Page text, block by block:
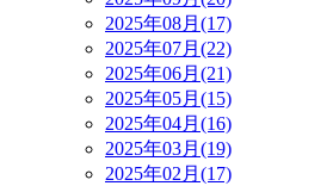
2025年08月(17)
2025年07月(22)
2025年06月(21)
2025年05月(15)
2025年04月(16)
2025年03月(19)
2025年02月(17)